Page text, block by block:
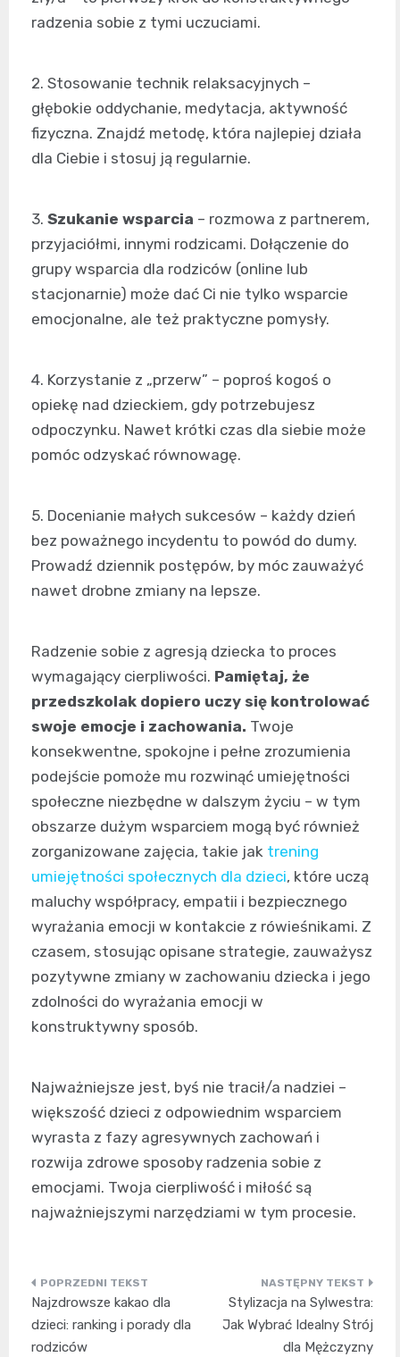
radzenia sobie z tymi uczuciami.
2. Stosowanie technik relaksacyjnych –
głębokie oddychanie, medytacja, aktywność
fizyczna. Znajdź metodę, która najlepiej działa
dla Ciebie i stosuj ją regularnie.
3. Szukanie wsparcia – rozmowa z partnerem,
przyjaciółmi, innymi rodzicami. Dołączenie do
grupy wsparcia dla rodziców (online lub
stacjonarnie) może dać Ci nie tylko wsparcie
emocjonalne, ale też praktyczne pomysły.
4. Korzystanie z „przerw” – poproś kogoś o
opiekę nad dzieckiem, gdy potrzebujesz
odpoczynku. Nawet krótki czas dla siebie może
pomóc odzyskać równowagę.
5. Docenianie małych sukcesów – każdy dzień
bez poważnego incydentu to powód do dumy.
Prowadź dziennik postępów, by móc zauważyć
nawet drobne zmiany na lepsze.
Radzenie sobie z agresją dziecka to proces
wymagający cierpliwości. Pamiętaj, że
przedszkolak dopiero uczy się kontrolować
swoje emocje i zachowania. Twoje
konsekwentne, spokojne i pełne zrozumienia
podejście pomoże mu rozwinąć umiejętności
społeczne niezbędne w dalszym życiu – w tym
obszarze dużym wsparciem mogą być również
zorganizowane zajęcia, takie jak trening
umiejętności społecznych dla dzieci, które uczą
maluchy współpracy, empatii i bezpiecznego
wyrażania emocji w kontakcie z rówieśnikami. Z
czasem, stosując opisane strategie, zauważysz
pozytywne zmiany w zachowaniu dziecka i jego
zdolności do wyrażania emocji w
konstruktywny sposób.
Najważniejsze jest, byś nie tracił/a nadziei –
większość dzieci z odpowiednim wsparciem
wyrasta z fazy agresywnych zachowań i
rozwija zdrowe sposoby radzenia sobie z
emocjami. Twoja cierpliwość i miłość są
najważniejszymi narzędziami w tym procesie.
Nawigacja
wpisu
Najzdrowsze kakao dla
dzieci: ranking i porady dla
rodziców
Stylizacja na Sylwestra:
Jak Wybrać Idealny Strój
dla Mężczyzny